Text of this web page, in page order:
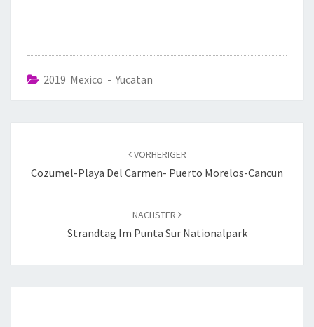
2019 Mexico - Yucatan
VORHERIGER
Cozumel-Playa Del Carmen- Puerto Morelos-Cancun
NÄCHSTER
Strandtag Im Punta Sur Nationalpark